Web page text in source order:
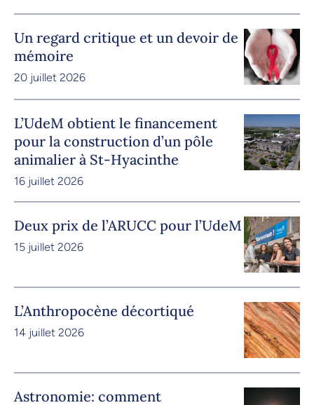
Un regard critique et un devoir de
mémoire
20 juillet 2026
L’UdeM obtient le financement
pour la construction d’un pôle
animalier à St-Hyacinthe
16 juillet 2026
Deux prix de l’ARUCC pour l’UdeM
15 juillet 2026
L’Anthropocène décortiqué
14 juillet 2026
Astronomie: comment